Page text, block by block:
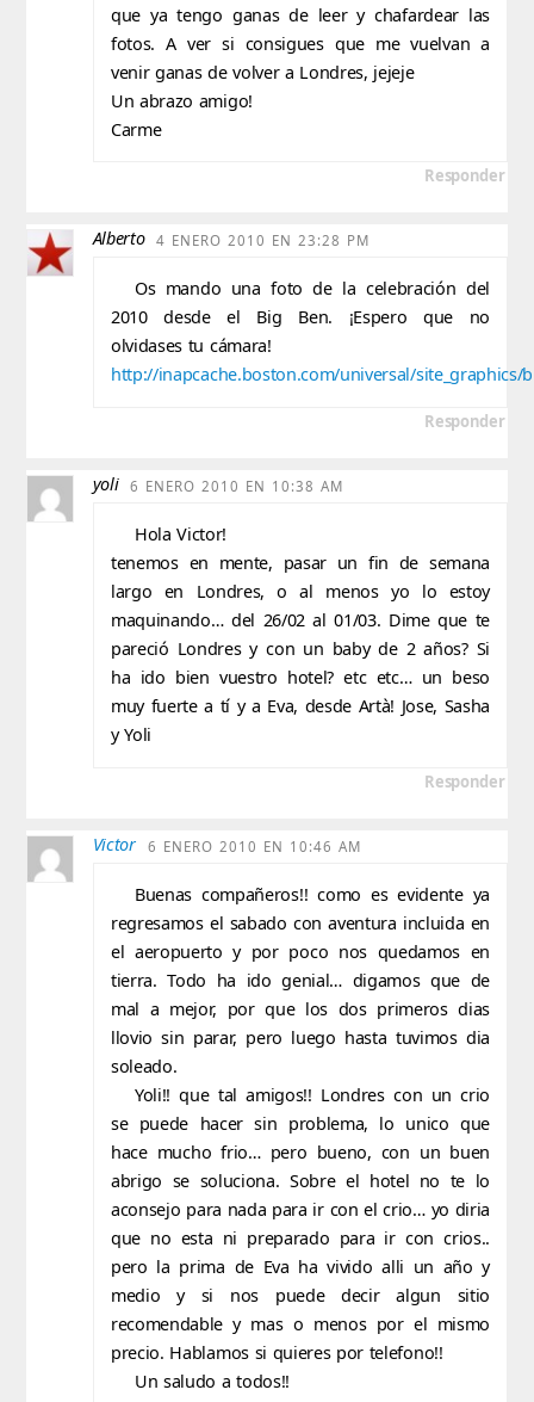
que ya tengo ganas de leer y chafardear las
fotos. A ver si consigues que me vuelvan a
venir ganas de volver a Londres, jejeje
Un abrazo amigo!
Carme
Responder
Alberto 4 ENERO 2010 EN 23:28 PM
Os mando una foto de la celebración del
2010 desde el Big Ben. ¡Espero que no
olvidases tu cámara!
http://inapcache.boston.com/universal/site_graphics/
Responder
yoli 6 ENERO 2010 EN 10:38 AM
Hola Victor!
tenemos en mente, pasar un fin de semana
largo en Londres, o al menos yo lo estoy
maquinando… del 26/02 al 01/03. Dime que te
pareció Londres y con un baby de 2 años? Si
ha ido bien vuestro hotel? etc etc… un beso
muy fuerte a tí y a Eva, desde Artà! Jose, Sasha
y Yoli
Responder
Victor 6 ENERO 2010 EN 10:46 AM
Buenas compañeros!! como es evidente ya
regresamos el sabado con aventura incluida en
el aeropuerto y por poco nos quedamos en
tierra. Todo ha ido genial… digamos que de
mal a mejor, por que los dos primeros dias
llovio sin parar, pero luego hasta tuvimos dia
soleado.
Yoli!! que tal amigos!! Londres con un crio
se puede hacer sin problema, lo unico que
hace mucho frio… pero bueno, con un buen
abrigo se soluciona. Sobre el hotel no te lo
aconsejo para nada para ir con el crio… yo diria
que no esta ni preparado para ir con crios..
pero la prima de Eva ha vivido alli un año y
medio y si nos puede decir algun sitio
recomendable y mas o menos por el mismo
precio. Hablamos si quieres por telefono!!
Un saludo a todos!!